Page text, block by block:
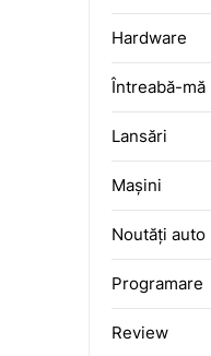
Hardware
Întreabă-mă
Lansări
Mașini
Noutăți auto
Programare
Review